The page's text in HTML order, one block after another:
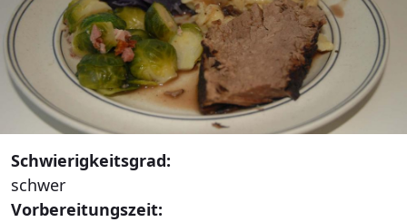
Schwierigkeitsgrad:
schwer
Vorbereitungszeit: